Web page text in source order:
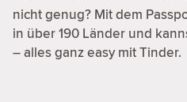
nicht genug? Mit dem
in über 190 Länder und
– alles ganz easy mit Tinder.